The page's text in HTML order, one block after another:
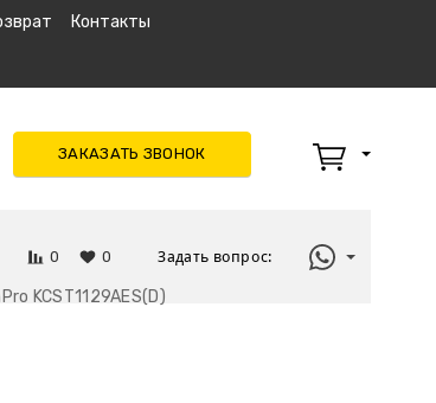
Контакты
ЗАКАЗАТЬ ЗВОНОК
0 0 Задать вопрос:
KCST1129AES(D)